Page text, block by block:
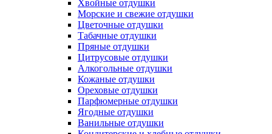
Хвойные отдушки
Морские и свежие отдушки
Цветочные отдушки
Табачные отдушки
Пряные отдушки
Цитрусовые отдушки
Алкогольные отдушки
Кожаные отдушки
Ореховые отдушки
Парфюмерные отдушки
Ягодные отдушки
Ванильные отдушки